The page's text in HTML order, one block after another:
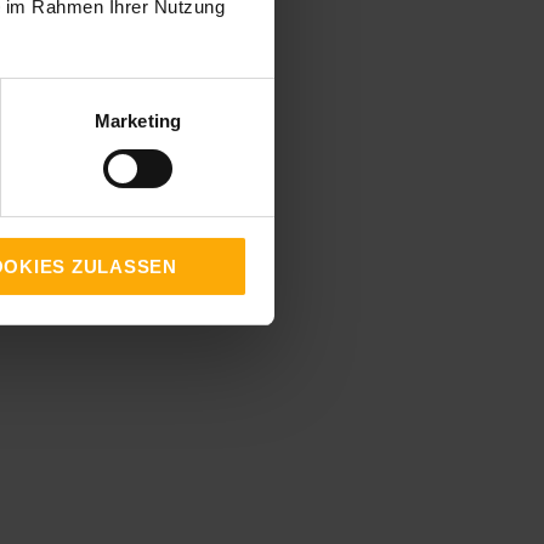
Rahmen Ihrer Nutzung
Marketing
ZULASSEN